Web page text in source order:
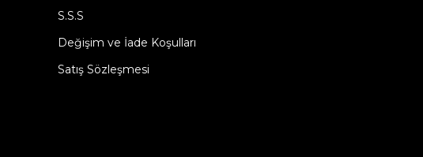
S.S.S
Değişim ve İade Koşulları
Satış Sözleşmesi